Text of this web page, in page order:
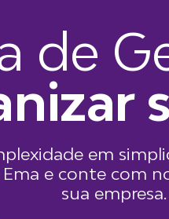
de
em
e conte com
sua empresa.